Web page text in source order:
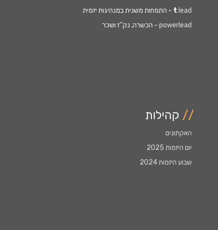
t:lead
- התמחות משנית במנהיגות יזמית
powerlead - הכשרה, נק''ז ושכר
// קהילות
האקתונים
יום היזמות 2025
שבוע היזמות 2024